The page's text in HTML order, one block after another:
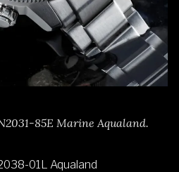
85E Marine Aqualand.
01L Aqualand